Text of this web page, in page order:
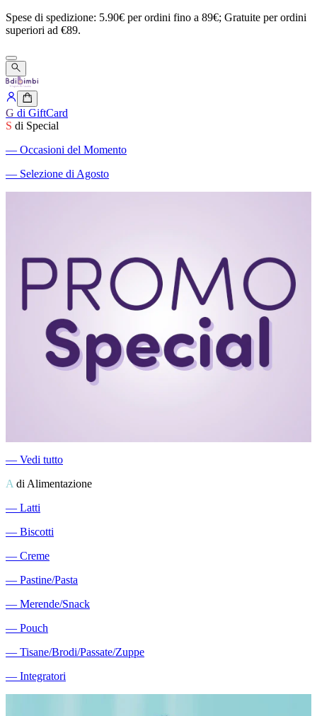
Spese di spedizione: 5.90€ perordini fino a 89€; Gratuite perordini
superiori ad €89.
G di GiftCard
S di Special
― Occasioni del Momento
― Selezione di Agosto
― Vedi tutto
A di Alimentazione
― Latti
― Biscotti
― Creme
― Pastine/Pasta
― Merende/Snack
― Pouch
― Tisane/Brodi/Passate/Zuppe
― Integratori